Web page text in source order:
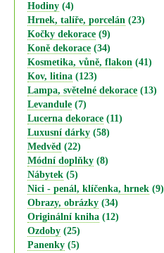
Hodiny (4)
Hrnek, talíře, porcelán (23)
Kočky dekorace (9)
Koně dekorace (34)
Kosmetika, vůně, flakon (41)
Kov, litina (123)
Lampa, světelné dekorace (13)
Levandule (7)
Lucerna dekorace (11)
Luxusní dárky (58)
Medvěd (22)
Módní doplňky (8)
Nábytek (5)
Nici - penál, klíčenka, hrnek (9)
Obrazy, obrázky (34)
Originální kniha (12)
Ozdoby (25)
Panenky (5)